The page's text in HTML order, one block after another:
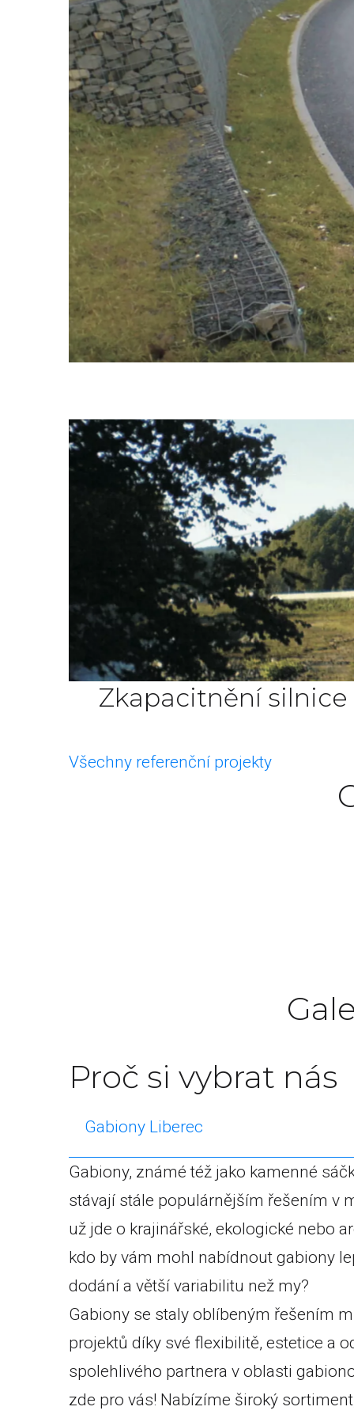
Zkapacitnění silnice
Všechny referenční projekty
Proč si vybrat nás
Gabiony Liberec
Gabiony, známé též jako kamenné
stávají stále populárnějším řešením v
už jde o krajinářské, ekologické nebo
kdo by vám mohl nabídnout gabiony
dodání a větší variabilitu než my?
Gabiony se staly oblíbeným řešením
projektů díky své flexibilitě, estetice a
spolehlivého partnera v oblasti
zde pro vás! Nabízíme široký